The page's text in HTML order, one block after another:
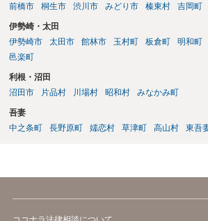
前橋市
桐生市 渋川市 みどり市 榛東村 吉岡町
伊勢崎・太田
伊勢崎市
太田市 館林市 玉村町 板倉町 明和町
邑楽町
利根・沼田
沼田市
片品村 川場村 昭和村 みなかみ町
吾妻
中之条町
長野原町 嬬恋村 草津町 高山村 東吾